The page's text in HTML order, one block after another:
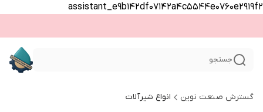
assistant_e9b142df07142a4c5544e0760e2919f2
جستجو
گسترش صنعت نوین انواع شیرآلات